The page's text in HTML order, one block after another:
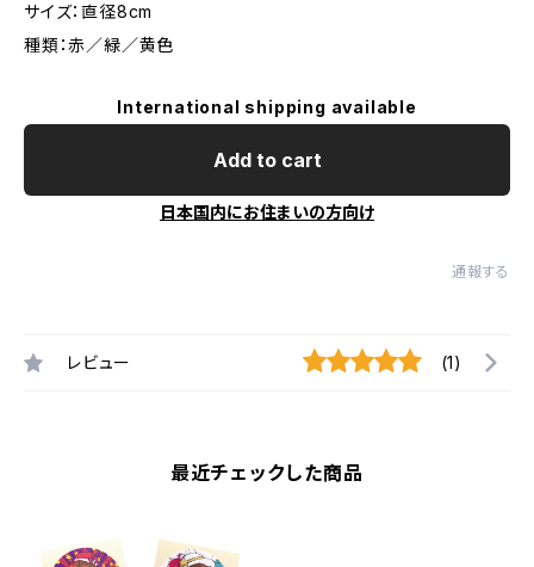
サイズ：直径8cm
種類：赤／緑／黄色
International shipping available
Add to cart
日本国内にお住まいの方向け
通報する
レビュー (1)
最近チェックした商品